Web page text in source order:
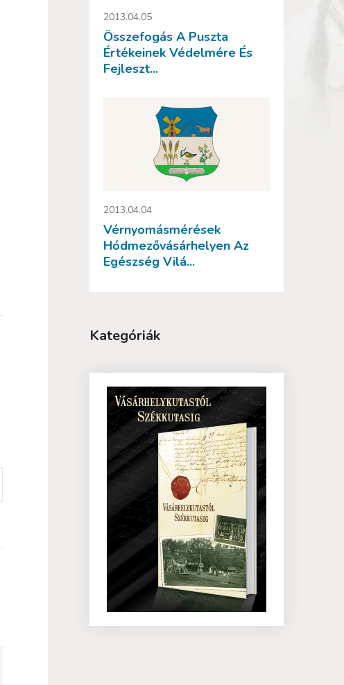
2013.04.05
Összefogás A Puszta
Értékeinek Védelmére És
Fejleszt...
2013.04.04
Vérnyomásmérések
Hódmezővásárhelyen Az
Egészség Vilá...
Kategóriák